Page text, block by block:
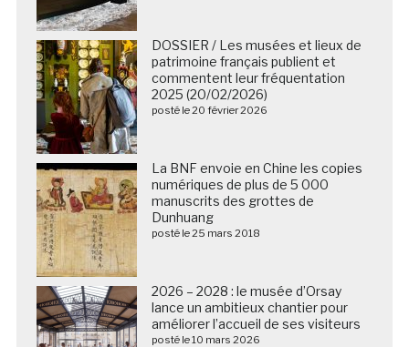
DOSSIER / Les musées et lieux de
patrimoine français publient et
commentent leur fréquentation
2025 (20/02/2026)
posté le 20 février 2026
La BNF envoie en Chine les copies
numériques de plus de 5 000
manuscrits des grottes de
Dunhuang
posté le 25 mars 2018
2026 – 2028 : le musée d’Orsay
lance un ambitieux chantier pour
améliorer l’accueil de ses visiteurs
posté le 10 mars 2026